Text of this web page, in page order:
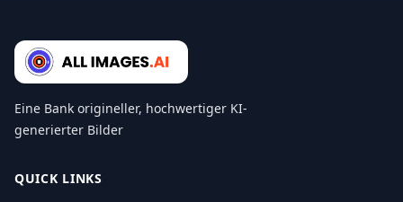
Eine Bank origineller, hochwertiger KI-
generierter Bilder
QUICK LINKS